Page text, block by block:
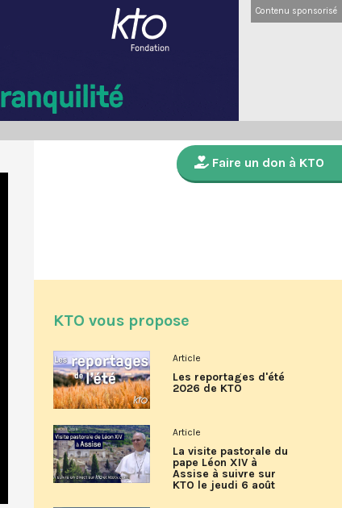
Contenu sponsorisé
Faire un don à KTO
KTO vous propose
Article
Les reportages d'été
2026 de KTO
Article
La visite pastorale du
pape Léon XIV à
Assise à suivre sur
KTO le jeudi 6 août